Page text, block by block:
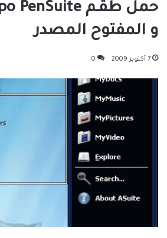
و المفتوح المصدر
7 أكتوبر 2009 0